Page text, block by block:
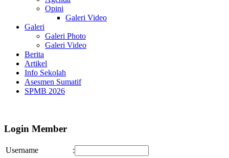
Opini
Galeri Video
Galeri
Galeri Photo
Galeri Video
Berita
Artikel
Info Sekolah
Asesmen Sumatif
SPMB 2026
Login Member
Username
: